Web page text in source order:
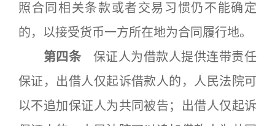
照合同相关条款或者交易习惯仍不能确定
的，以接受货币一方所在地为合同履行地。
第四条 保证人为借款人提供连带责任
保证，出借人仅起诉借款人的，人民法院可
以不追加保证人为共同被告；出借人仅起诉